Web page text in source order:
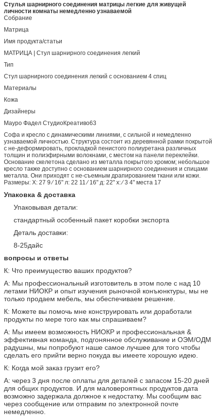
Стулья шарнирного соединения матрицы легкие для живущей
личности комнаты немедленно узнаваемой
Собрание
Матрица
Имя продукта/статьи
МАТРИЦА | Стул шарнирного соединения легкий
Тип
Стул шарнирного соединения легкий с основанием 4 спиц
Материалы
Кожа
Дизайнеры
Мауро Фадел СтудиоКреативо63
Софа и кресло с динамическими линиями, с сильной и немедленно
узнаваемой личностью. Структура состоит из деревянной рамки покрытой
с не-деформировать, прокладкой пенистого полиуретана различных
толщин и полиэфирными волокнами, с местом на панели переклейки.
Основание скелетона сделано из металла покрытого хромом; небольшое
кресло также доступно с основанием шарнирного соединения и спицами
металла. Они приходят с не-съемным драпированием ткани или кожи.
Размеры: Х: 27 9 ⁄ 16" л: 22 11 ⁄ 16" д: 22" х: ⁄ 3 4" места 17
Упаковка & доставка
Упаковывая детали:
стандартный особенный пакет коробки экспорта
Деталь доставки:
8-25дайс
вопросы и ответы
К: Что преимущество ваших продуктов?
А: Мы профессиональный изготовитель в этом поле с над 10
летами НИОКР и опыт изучения рыночной конъюнктуры, мы не
только продаем мебель, мы обеспечиваем решение.
К: Можете вы помочь мне конструировать или доработали
продукты по мере того как мы спрашиваем?
А: Мы имеем возможность НИОКР и профессиональная &
эффективная команда, подгонянное обслуживание и ОЭМ/ОДМ
радушны, мы попробуют наше самое лучшее для того чтобы
сделать его прийти верно покуда вы имеете хорошую идею.
К: Когда мой заказ грузит его?
А: через 3 дня после оплаты для деталей с запасом 15-20 дней
для общих продуктов. И для маловероятных продуктов дата
возможно задержала должное к недостатку. Мы сообщим вас
через сообщение или отправим по электронной почте
немедленно.